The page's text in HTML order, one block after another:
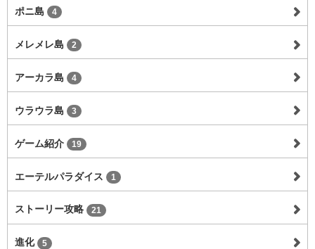
ポニ島 4
メレメレ島 2
アーカラ島 4
ウラウラ島 3
ゲーム紹介 19
エーテルパラダイス 1
ストーリー攻略 21
進化 5